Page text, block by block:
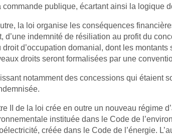
commande publique, écartant ainsi la logique
la loi organise les conséquences
d’une indemnité de résiliation au profit du
droit d’occupation domanial, dont les
droits seront formalisées par une
notamment des concessions qui étaient
II de la loi crée en outre un nouveau régime
instituée dans le Code de
créée dans le Code de l’énergie.